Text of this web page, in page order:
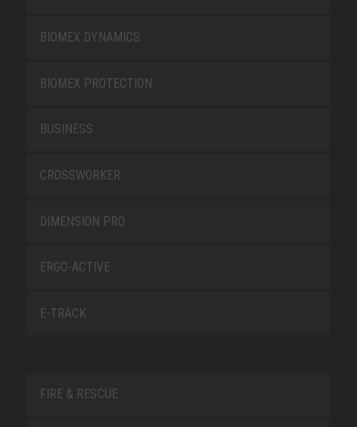
BIOMEX DYNAMICS
BIOMEX PROTECTION
BUSINESS
CROSSWORKER
DIMENSION PRO
ERGO-ACTIVE
E-TRACK
FIRE & RESCUE